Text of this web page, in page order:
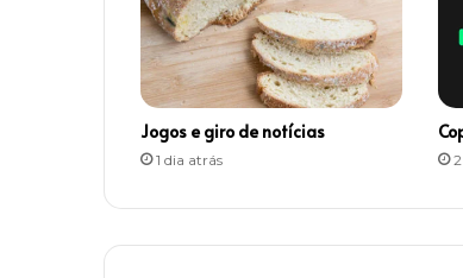
i
t
ç
ã
o
Jogos e giro de notícias
1 dia atrás